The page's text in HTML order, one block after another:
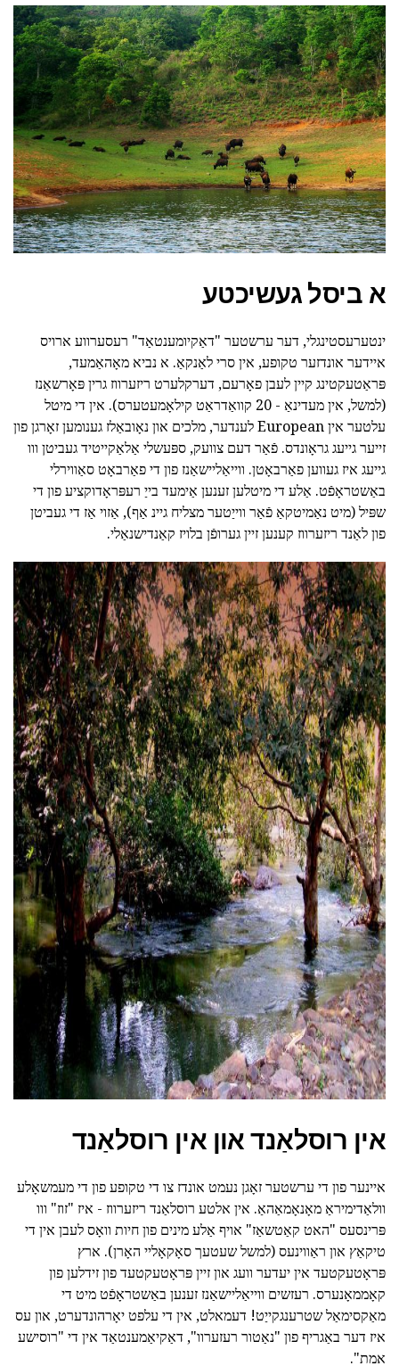
א ביסל געשיכטע
ינטערעסטינגלי, דער ערשטער "דאַקיומענטאַד" רעסערווע ארויס
איידער אונדזער טקופע, אין סרי לאַנקאַ. א נביא מאָהאַמעד,
פּראַטעקטינג קיין לעבן פאָרעם, דערקלערט ריזערווז גרין פּאָרשאַנז
(למשל, אין מעדינאַ - 20 קוואַדראַט קילאָמעטערס). אין די מיטל
עלטער אין European לענדער, מלכים און נאָובאַלז גענומען זאָרגן פון
זייער גייעג גראָונדס. פֿאַר דעם צוועק, ספּעשלי אַלאַקייטיד געביטן ווו
גייעג איז געווען פאַרבאָטן. ווייאַליישאַנז פון די פאַרבאָט סאַווירלי
באַשטראָפֿט. אַלע די מיטלען זענען אַימעד בייַ רעפּראָדוקציע פון די
שפּיל (מיט נאַמיטקאַ פֿאַר ווייַטער מצליח גיינ אַף), אַזוי אַז די געביטן
פון לאַנד ריזערווז קענען זיין גערופֿן בלויז קאַנדישנאַלי.
ad
אין רוסלאַנד און אין רוסלאַנד
איינער פון די ערשטער זאָגן נעמט אונדז צו די טקופע פון די מעמשאָלע
וולאַדימיראַ מאָנאָמאַהאַ. אין אלטע רוסלאַנד ריזערווז - איז "זוז" ווו
פּרינסעס "האט קאַטשאַז" אויף אַלע מינים פון חיות וואָס לעבן אין די
טיקאַץ און ראַווינעס (למשל שעטעך סאָקאָליי האָרן). ארץ
פּראָטעקטעד אין יעדער וועג און זיין פּראָטעקטעד פון זידלען פון
קאָממאָנערס. רעזשים ווייאַליישאַנז זענען באַשטראָפֿט מיט די
מאַקסימאַל שטרענגקייַט! דעמאלט, אין די עלפט יאָרהונדערט, און עס
איז דער באַגריף פון "נאַטור רעזערוו", דאַקיאַמענטאַד אין די "רוסישע
אמת".